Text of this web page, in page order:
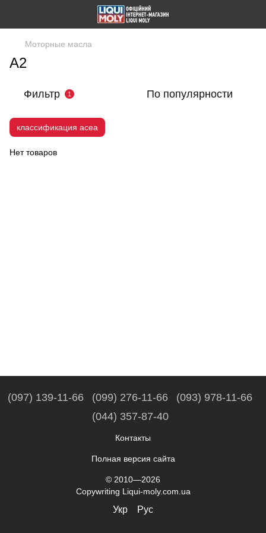
Моторные масла
A2
Фильтр 1 По популярности
классификация acea
Нет товаров
(097) 139-11-66 (099) 276-11-66
(093) 978-11-66
(044) 357-87-40
Контакты
Полная версия сайта
© 2010—2026
Copywriting Liqui-moly.com.ua
Укр Рус